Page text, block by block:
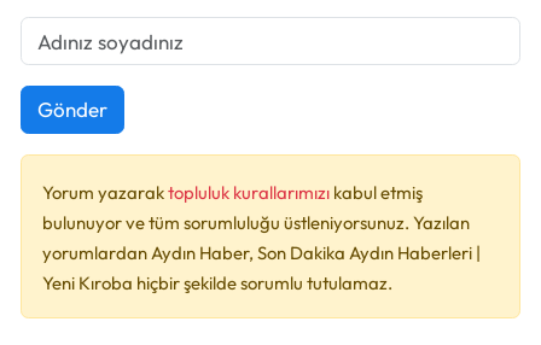
Gönder
Yorum yazaraktopluluk kurallarımızı kabul etmiş
bulunuyor ve tüm sorumluluğu üstleniyorsunuz. Yazılan
yorumlardan Aydın Haber, Son Dakika Aydın Haberleri |
Yeni Kıroba hiçbir şekilde sorumlu tutulamaz.